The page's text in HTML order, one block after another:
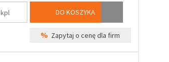
kpl DO KOSZYKA
% Zapytaj o cenę dla firm